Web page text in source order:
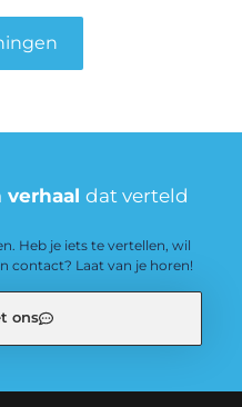
verhaal dat verteld
Heb je iets te vertellen, wil
contact? Laat van je horen!
ons